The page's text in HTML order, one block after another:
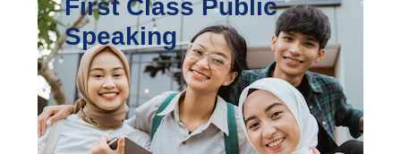
First Class Public
Speaking